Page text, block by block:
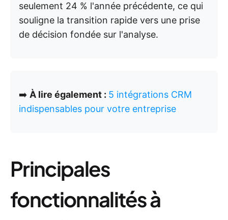
seulement 24 % l'année précédente, ce qui
souligne la transition rapide vers une prise
de décision fondée sur l'analyse.
➡️ À lire également : 5 intégrations CRM
indispensables pour votre entreprise
Principales
fonctionnalités à